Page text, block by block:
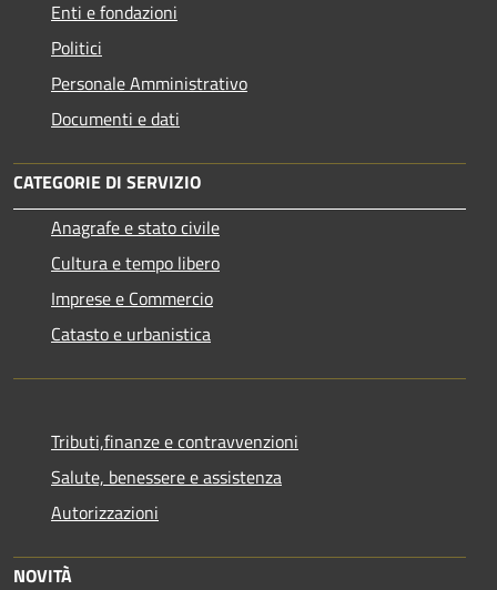
Enti e fondazioni
Politici
Personale Amministrativo
Documenti e dati
CATEGORIE DI SERVIZIO
Anagrafe e stato civile
Cultura e tempo libero
Imprese e Commercio
Catasto e urbanistica
Tributi,finanze e contravvenzioni
Salute, benessere e assistenza
Autorizzazioni
NOVITÀ